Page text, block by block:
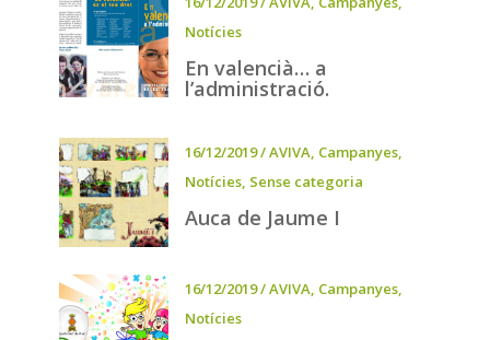
Notícies
En valencià… a
l’administració.
16/12/2019/AVIVA, Campanyes,
Notícies, Sense categoria
Auca de Jaume I
16/12/2019/AVIVA, Campanyes,
Notícies